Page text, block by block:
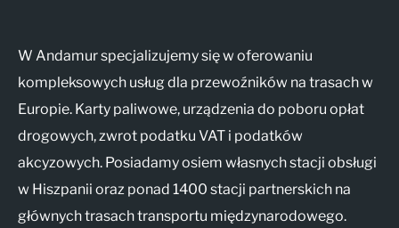
W Andamur specjalizujemy się w oferowaniu
kompleksowych usług dla przewoźników na trasach w
Europie. Karty paliwowe, urządzenia do poboru opłat
drogowych, zwrot podatku VAT i podatków
akcyzowych. Posiadamy osiem własnych stacji obsługi
w Hiszpanii oraz ponad 1400 stacji partnerskich na
głównych trasach transportu międzynarodowego.